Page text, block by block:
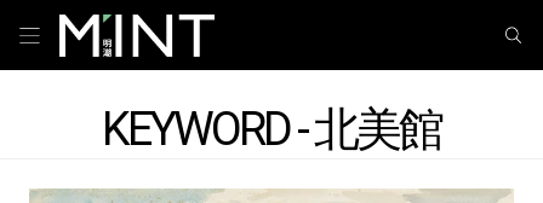
KEYWORD - 北美館